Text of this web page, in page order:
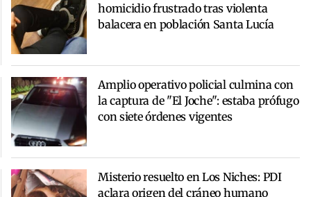
homicidio frustrado tras violenta
balacera en población Santa Lucía
Amplio operativo policial culmina con
la captura de "El Joche": estaba prófugo
con siete órdenes vigentes
Misterio resuelto en Los Niches: PDI
aclara origen del cráneo humano